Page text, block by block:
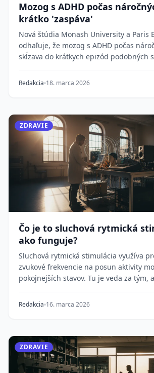
Mozog s ADHD počas
krátko 'zaspáva'
Nová štúdia Monash University a Paris
odhaľuje, že mozog s ADHD počas
skĺzava do krátkych epizód podobných
Redakcia 18. marca 2026
ZDRAVIE
Čo je to sluchová rytmická
ako funguje?
Sluchová rytmická stimulácia využíva
zvukové frekvencie na posun aktivity
pokojnejších stavov. Tu je veda za tým,
Redakcia 16. marca 2026
ZDRAVIE